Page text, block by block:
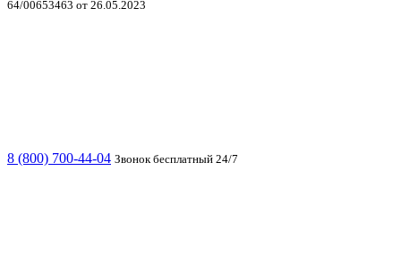
64/00653463 от 26.05.2023
8 (800) 700-44-04 Звонок бесплатный 24/7